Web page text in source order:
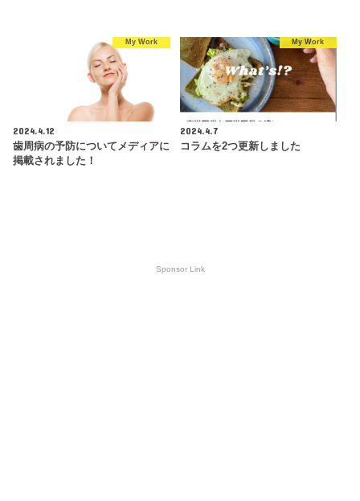
My Work
2024.4.12
歯周病の予防についてメディアに
掲載されました！
My Work
2024.4.7
コラムを2つ更新しました
Sponsor Link